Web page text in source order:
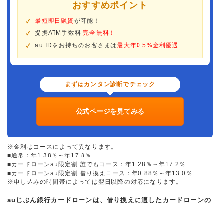
おすすめポイント
最短即日融資が可能！
提携ATM手数料完全無料！
au IDをお持ちのお客さまは最大年0.5%金利優遇
まずはカンタン診断でチェック
公式ページを見てみる
※金利はコースによって異なります。
■通常：年1.38％～年17.8％
■カードローンau限定割 誰でもコース：年1.28％～年17.2％
■カードローンau限定割 借り換えコース：年0.88％～年13.0％
※申し込みの時間帯によっては翌日以降の対応になります。
auじぶん銀行カードローンは、借り換えに適したカードローンの